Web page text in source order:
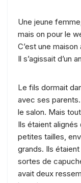
Une jeune
mais on pour le
C’est une
Il s’agissait d’un
Le fils dormait
avec ses
le salon. Mais
Ils étaient
petites tailles,
grands. Ils
sortes de
avait deux